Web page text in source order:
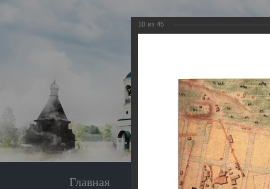
Главная Экскурсия
10 из 45